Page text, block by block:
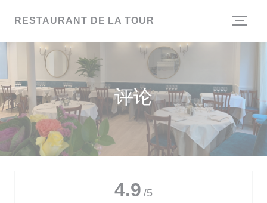
RESTAURANT DE LA TOUR
评论
4.9 /5